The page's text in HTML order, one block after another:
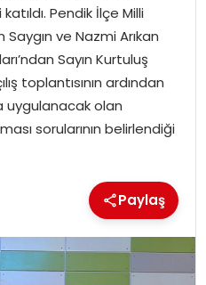
Pendik İlçe Milli
ve Nazmi Arıkan
Sayın Kurtuluş
toplantısının ardından
uygulanacak olan
sorularının belirlendiği
Paylaş